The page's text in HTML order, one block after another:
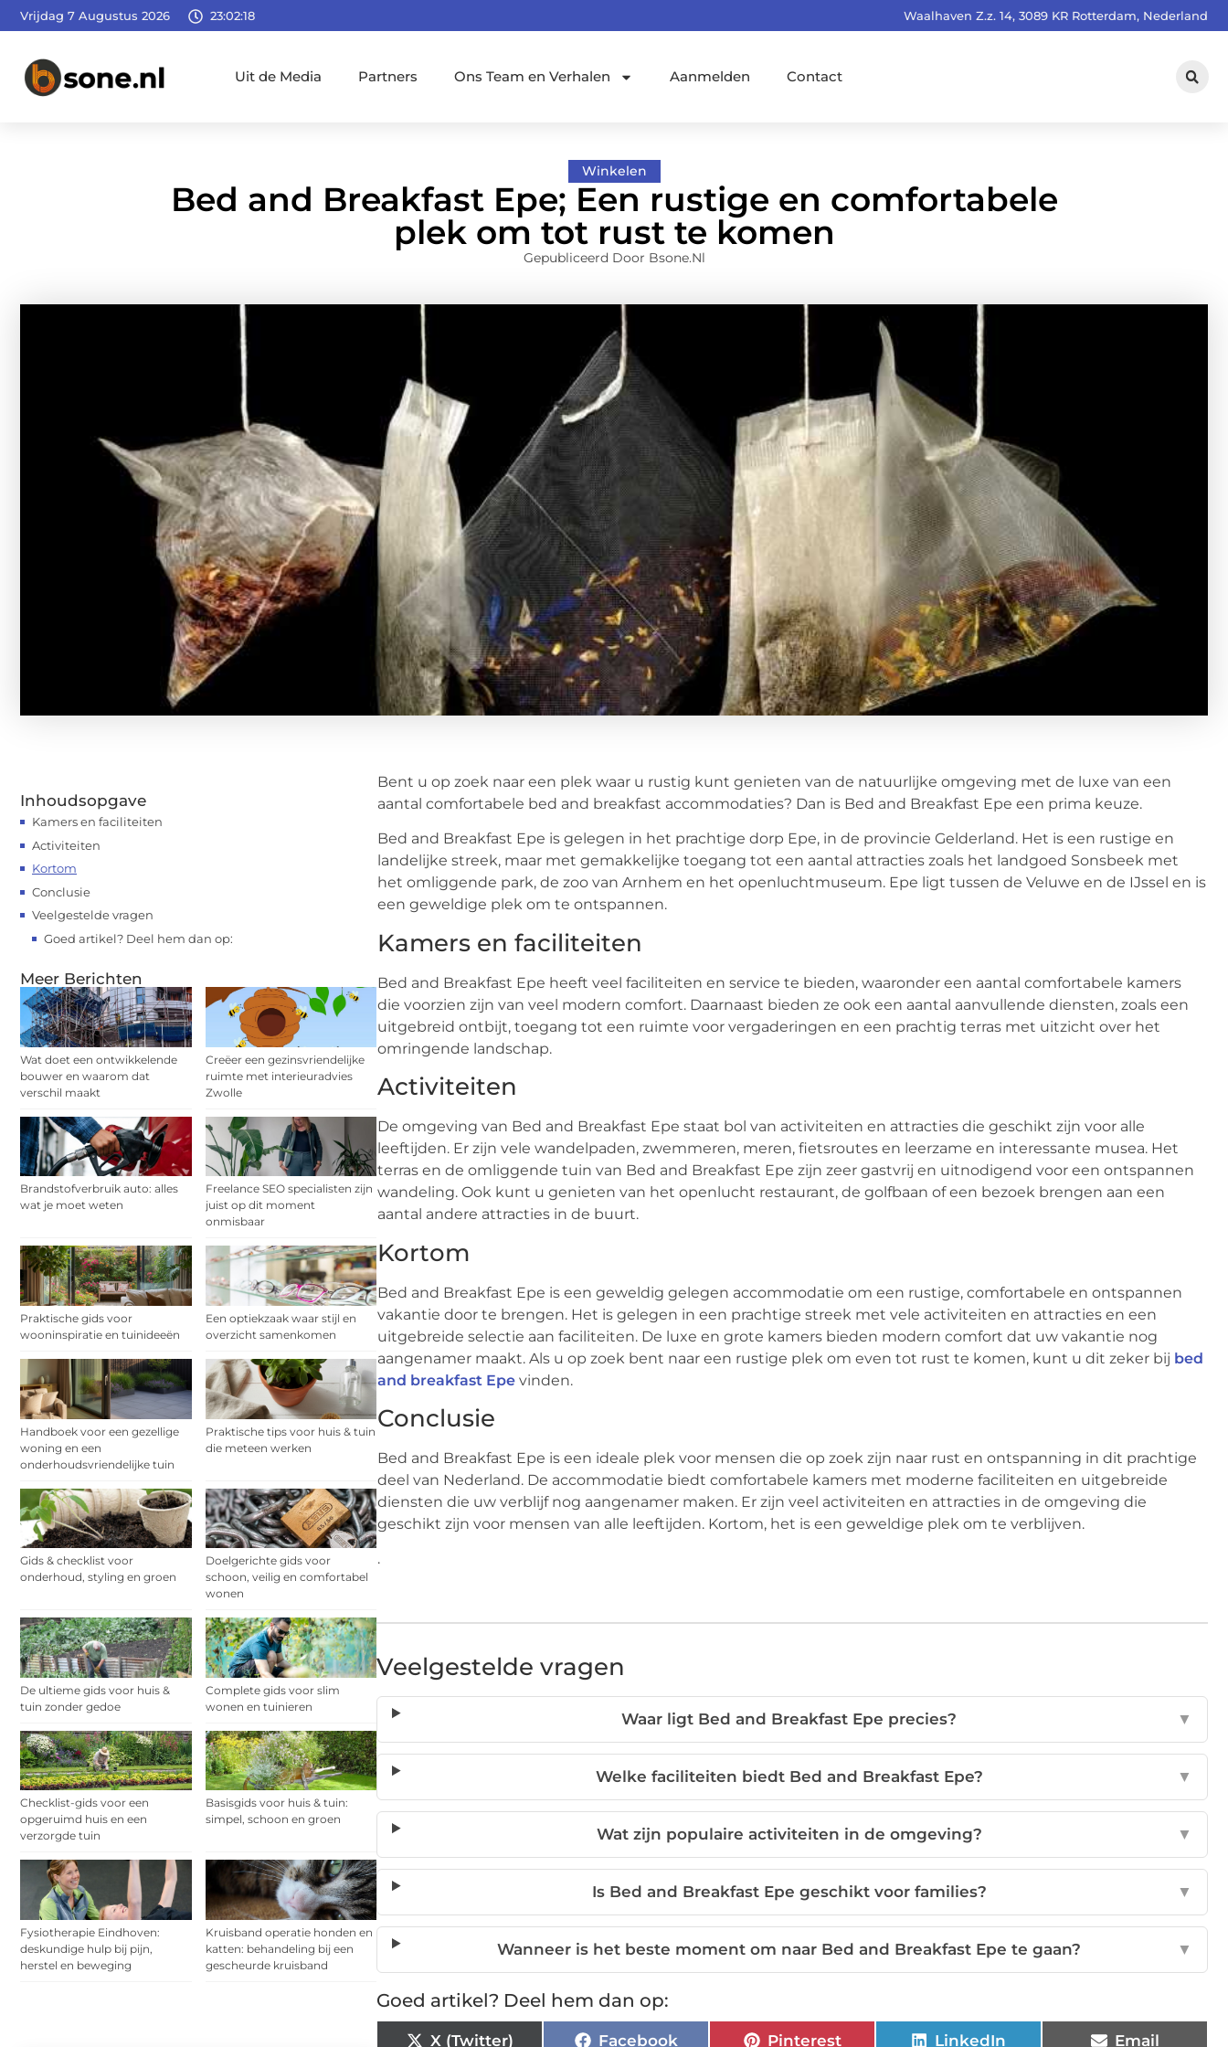
Vrijdag 7 Augustus 2026 23:02:20 Waalhaven Z.z. 14, 3089 KR Rotterdam, Nederland
Uit de Media Partners Ons Team en Verhalen Aanmelden Contact
Winkelen
Bed and Breakfast Epe; Een rustige en comfortabele
plek om tot rust te komen
Gepubliceerd Door Bsone.nl
Inhoudsopgave
Kamers en faciliteiten
Activiteiten
Kortom
Conclusie
Veelgestelde vragen
Goed artikel? Deel hem dan op:
Meer Berichten
Wat doet een ontwikkelende
bouwer en waarom dat
verschil maakt
Creëer een gezinsvriendelijke
ruimte met interieuradvies
Zwolle
Brandstofverbruik auto: alles
wat je moet weten
Freelance SEO specialisten zijn
juist op dit moment
onmisbaar
Praktische gids voor
wooninspiratie en tuinideeën
Een optiekzaak waar stijl en
overzicht samenkomen
Handboek voor een gezellige
woning en een
onderhoudsvriendelijke tuin
Praktische tips voor huis & tuin
die meteen werken
Gids & checklist voor
onderhoud, styling en groen
Doelgerichte gids voor
schoon, veilig en comfortabel
wonen
De ultieme gids voor huis &
tuin zonder gedoe
Complete gids voor slim
wonen en tuinieren
Checklist-gids voor een
opgeruimd huis en een
verzorgde tuin
Basisgids voor huis & tuin:
simpel, schoon en groen
Fysiotherapie Eindhoven:
deskundige hulp bij pijn,
herstel en beweging
Kruisband operatie honden en
katten: behandeling bij een
gescheurde kruisband
Bent u op zoek naar een plek waar u rustig kunt genieten van de natuurlijke omgeving met de luxe van een
aantal comfortabele bed and breakfast accommodaties? Dan is Bed and Breakfast Epe een prima keuze.
Bed and Breakfast Epe is gelegen in het prachtige dorp Epe, in de provincie Gelderland. Het is een rustige en
landelijke streek, maar met gemakkelijke toegang tot een aantal attracties zoals het landgoed Sonsbeek met
het omliggende park, de zoo van Arnhem en het openluchtmuseum. Epe ligt tussen de Veluwe en de IJssel en is
een geweldige plek om te ontspannen.
Kamers en faciliteiten
Bed and Breakfast Epe heeft veel faciliteiten en service te bieden, waaronder een aantal comfortabele kamers
die voorzien zijn van veel modern comfort. Daarnaast bieden ze ook een aantal aanvullende diensten, zoals een
uitgebreid ontbijt, toegang tot een ruimte voor vergaderingen en een prachtig terras met uitzicht over het
omringende landschap.
Activiteiten
De omgeving van Bed and Breakfast Epe staat bol van activiteiten en attracties die geschikt zijn voor alle
leeftijden. Er zijn vele wandelpaden, zwemmeren, meren, fietsroutes en leerzame en interessante musea. Het
terras en de omliggende tuin van Bed and Breakfast Epe zijn zeer gastvrij en uitnodigend voor een ontspannen
wandeling. Ook kunt u genieten van het openlucht restaurant, de golfbaan of een bezoek brengen aan een
aantal andere attracties in de buurt.
Kortom
Bed and Breakfast Epe is een geweldig gelegen accommodatie om een rustige, comfortabele en ontspannen
vakantie door te brengen. Het is gelegen in een prachtige streek met vele activiteiten en attracties en een
uitgebreide selectie aan faciliteiten. De luxe en grote kamers bieden modern comfort dat uw vakantie nog
aangenamer maakt. Als u op zoek bent naar een rustige plek om even tot rust te komen, kunt u dit zeker bij bed
and breakfast Epe vinden.
Conclusie
Bed and Breakfast Epe is een ideale plek voor mensen die op zoek zijn naar rust en ontspanning in dit prachtige
deel van Nederland. De accommodatie biedt comfortabele kamers met moderne faciliteiten en uitgebreide
diensten die uw verblijf nog aangenamer maken. Er zijn veel activiteiten en attracties in de omgeving die
geschikt zijn voor mensen van alle leeftijden. Kortom, het is een geweldige plek om te verblijven.
.
Veelgestelde vragen
Waar ligt Bed and Breakfast Epe precies? ▼
Welke faciliteiten biedt Bed and Breakfast Epe? ▼
Wat zijn populaire activiteiten in de omgeving? ▼
Is Bed and Breakfast Epe geschikt voor families? ▼
Wanneer is het beste moment om naar Bed and Breakfast Epe te gaan? ▼
Goed artikel? Deel hem dan op:
X (Twitter) Facebook Pinterest LinkedIn Email